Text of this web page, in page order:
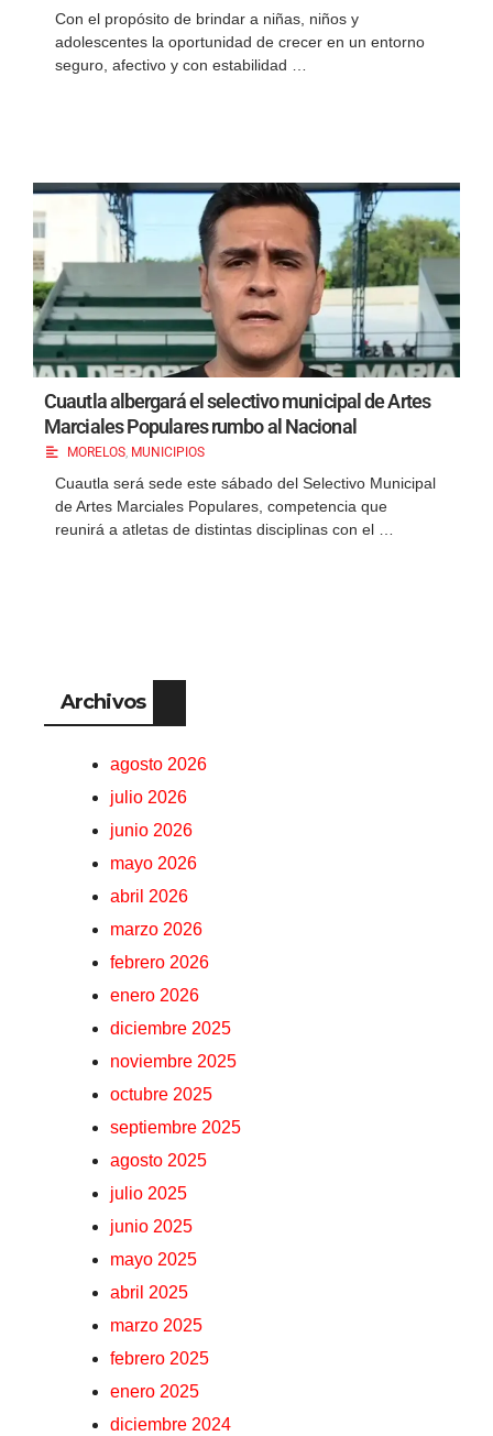
Con el propósito de brindar a niñas, niños y
adolescentes la oportunidad de crecer en un entorno
seguro, afectivo y con estabilidad …
Cuautla albergará el selectivo municipal de Artes
Marciales Populares rumbo al Nacional
MORELOS, MUNICIPIOS
Cuautla será sede este sábado del Selectivo Municipal
de Artes Marciales Populares, competencia que
reunirá a atletas de distintas disciplinas con el …
Archivos
agosto 2026
julio 2026
junio 2026
mayo 2026
abril 2026
marzo 2026
febrero 2026
enero 2026
diciembre 2025
noviembre 2025
octubre 2025
septiembre 2025
agosto 2025
julio 2025
junio 2025
mayo 2025
abril 2025
marzo 2025
febrero 2025
enero 2025
diciembre 2024